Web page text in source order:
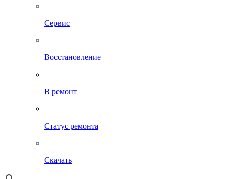
Сервис
Восстановление
В ремонт
Статус ремонта
Скачать